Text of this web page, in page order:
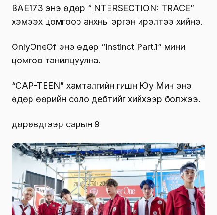
BAE173 энэ өдөр “INTERSECTION: TRACE”
хэмээх цомгоор анхны эргэн ирэлтээ хийнэ.
OnlyOneOf энэ өдөр “Instinct Part.1” мини
цомгоо танилцуулна.
“CAP-TEEN” хамталгийн гишүүн Юу Мин энэ
өдөр өөрийн соло дебүтийг хийхээр болжээ.
дөрөвдүгээр сарын 9